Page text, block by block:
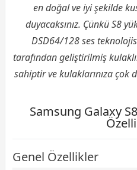
en doğal ve iyi şekilde
duyacaksınız. Çünkü S8
DSD64/128 ses
tarafından geliştirilmiş
sahiptir ve kulaklarınıza
Samsung Galaxy
Genel Özellikler